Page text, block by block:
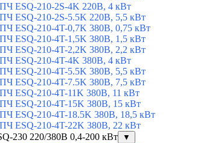
ПЧ ESQ-210-2S-4K 220В, 4 кВт
ПЧ ESQ-210-2S-5.5K 220В, 5,5 кВт
ПЧ ESQ-210-4T-0,7K 380В, 0,75 кВт
ПЧ ESQ-210-4T-1,5K 380В, 1,5 кВт
ПЧ ESQ-210-4T-2,2K 380В, 2,2 кВт
ПЧ ESQ-210-4T-4K 380В, 4 кВт
ПЧ ESQ-210-4T-5.5K 380В, 5,5 кВт
ПЧ ESQ-210-4T-7.5K 380В, 7,5 кВт
ПЧ ESQ-210-4T-11K 380В, 11 кВт
ПЧ ESQ-210-4T-15K 380В, 15 кВт
ПЧ ESQ-210-4T-18.5K 380В, 18,5 кВт
ПЧ ESQ-210-4T-22K 380В, 22 кВт
230 220/380В 0,4-200 кВт
▼